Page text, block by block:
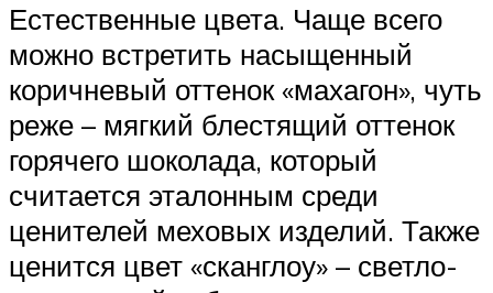
Естественные цвета. Чаще всего
можно встретить насыщенный
коричневый оттенок «махагон», чуть
реже – мягкий блестящий оттенок
горячего шоколада, который
считается эталонным среди
ценителей меховых изделий. Также
ценится цвет «сканглоу» – светло-